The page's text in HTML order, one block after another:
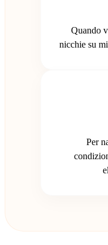
Quando
nicchie su
Per